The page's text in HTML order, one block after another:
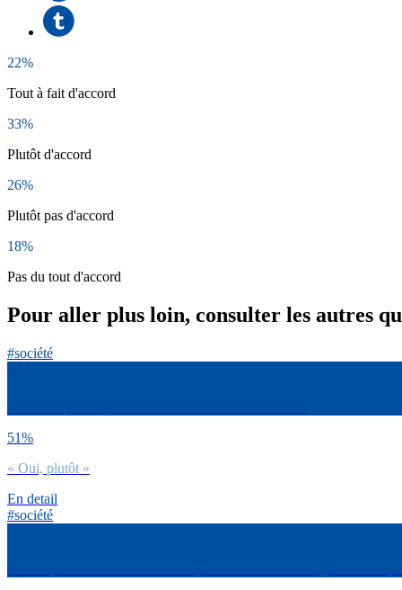
22%
Tout à fait d'accord
33%
Plutôt d'accord
26%
Plutôt pas d'accord
18%
Pas du tout d'accord
Pour aller plus loin, consulter les autres
#société
51%
« Oui, plutôt »
En detail
#société